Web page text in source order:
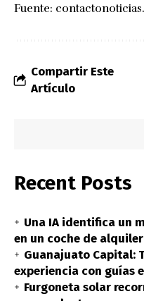
Fuente:
Compartir Este
Artículo
Recent Posts
Una IA identifica un
en un coche de alquiler
Guanajuato Capital:
experiencia con guías
Furgoneta solar